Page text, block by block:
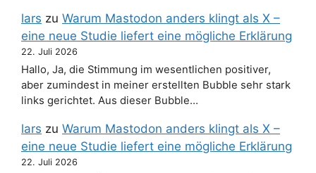
lars zu Warum Mastodon anders klingt als X –
eine neue Studie liefert eine mögliche Erklärung
22. Juli 2026
Hallo, Ja, die Stimmung im wesentlichen positiver,
aber zumindest in meiner erstellten Bubble sehr stark
links gerichtet. Aus dieser Bubble…
lars zu Warum Mastodon anders klingt als X –
eine neue Studie liefert eine mögliche Erklärung
22. Juli 2026